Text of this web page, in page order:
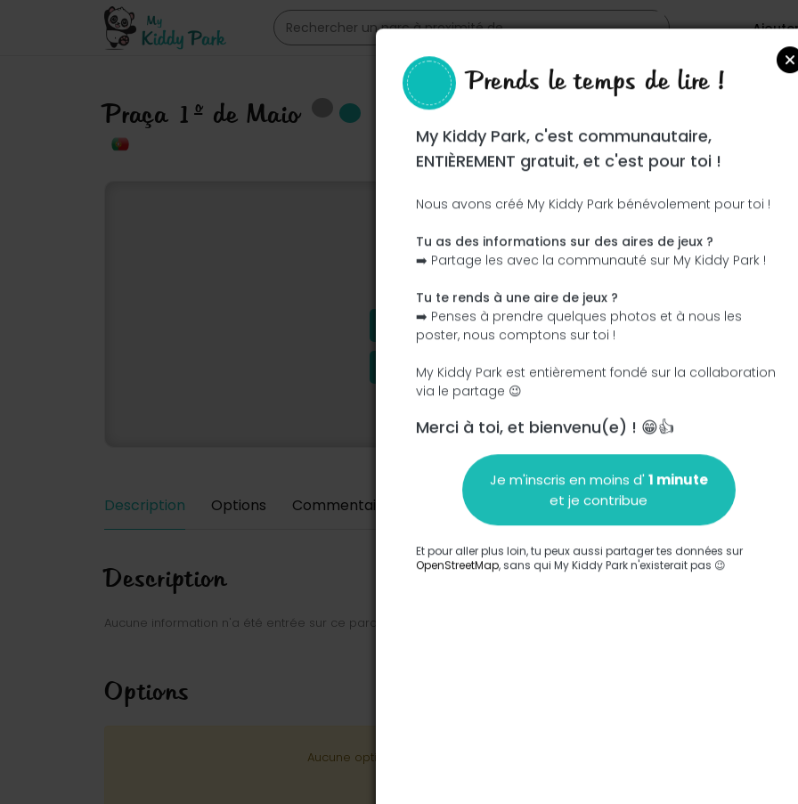
Praça 1º de Maio
Ce parc n'a pas encore été visité ! À toi de jouer !
J'ajoute le nom J'ajoute des photos
J'ajoute une description J'ajoute les équipements
Description Options Commentaires Ajouter un commentaire
Description
Aucune information n'a été entrée sur ce parc.
Options
Aucune option n'a été entrée sur ce parc.
Prends le temps de lire !
My Kiddy Park, c'est communautaire,
ENTIÈREMENT gratuit, et c'est pour toi !
Nous avons créé My Kiddy Park bénévolement pour toi !
Tu as des informations sur des aires de jeux ?
➡️ Partage les avec la communauté sur My Kiddy Park !
Tu te rends à une aire de jeux ?
➡️ Penses à prendre quelques photos et à nous les
poster, nous comptons sur toi !
My Kiddy Park est entièrement fondé sur la collaboration
via le partage 😉
Merci à toi, et bienvenu(e) ! 😁👍
Je m'inscris en moins d'1 minute
et je contribue
Et pour aller plus loin, tu peux aussi partager tes données sur
OpenStreetMap, sans qui My Kiddy Park n'existerait pas 😉